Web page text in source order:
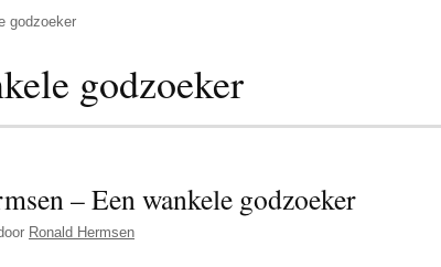
godzoeker
godzoeker
– Een wankele godzoeker
Ronald Hermsen